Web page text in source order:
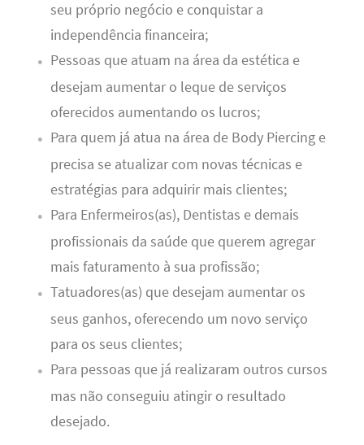
seu próprio negócio e conquistar a
independência financeira;
Pessoas que atuam na área da estética e
desejam aumentar o leque de serviços
oferecidos aumentando os lucros;
Para quem já atua na área de Body Piercing e
precisa se atualizar com novas técnicas e
estratégias para adquirir mais clientes;
Para Enfermeiros(as), Dentistas e demais
profissionais da saúde que querem agregar
mais faturamento à sua profissão;
Tatuadores(as) que desejam aumentar os
seus ganhos, oferecendo um novo serviço
para os seus clientes;
Para pessoas que já realizaram outros cursos
mas não conseguiu atingir o resultado
desejado.